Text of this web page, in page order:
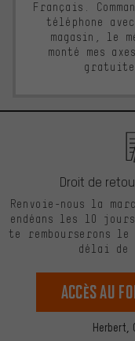
Français.
téléphone
magasin, le
monté mes
Herbert,
Droit de
Renvoie-nous la
endéans les 10
te rembourserons le
délai de
Accès au